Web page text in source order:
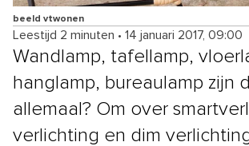
beeld vtwonen
Leestijd 2 minuten • 14 januari 2017, 09:00
Wandlamp, tafellamp,
hanglamp, bureaulamp zijn
allemaal? Om over
verlichting en dim